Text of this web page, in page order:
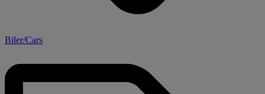
Biler/Cars